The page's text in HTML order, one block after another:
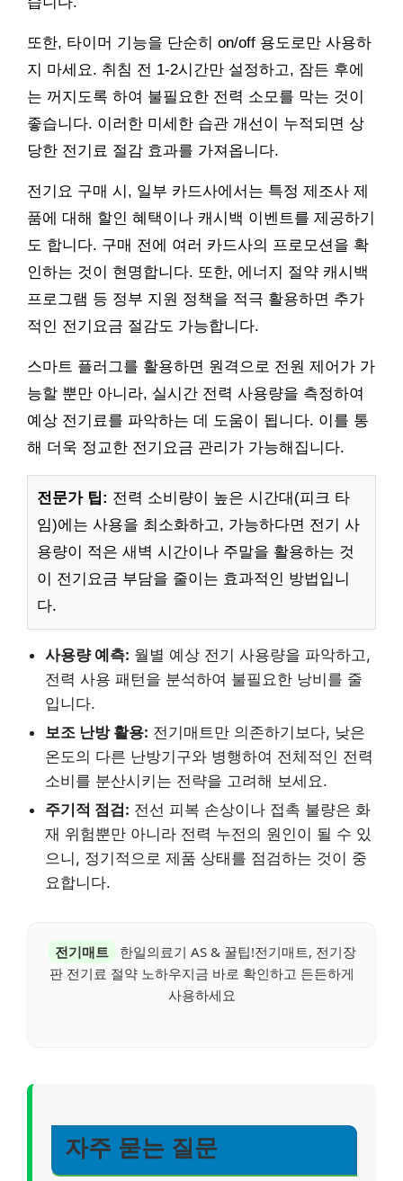
또한, 타이머 기능을 단순히 on/off 용도로만 사용하
지 마세요. 취침 전 1-2시간만 설정하고, 잠든 후에
는 꺼지도록 하여 불필요한 전력 소모를 막는 것이
좋습니다. 이러한 미세한 습관 개선이 누적되면 상
당한 전기료 절감 효과를 가져옵니다.
전기요 구매 시, 일부 카드사에서는 특정 제조사 제
품에 대해 할인 혜택이나 캐시백 이벤트를 제공하기
도 합니다. 구매 전에 여러 카드사의 프로모션을 확
인하는 것이 현명합니다. 또한, 에너지 절약 캐시백
프로그램 등 정부 지원 정책을 적극 활용하면 추가
적인 전기요금 절감도 가능합니다.
스마트 플러그를 활용하면 원격으로 전원 제어가 가
능할 뿐만 아니라, 실시간 전력 사용량을 측정하여
예상 전기료를 파악하는 데 도움이 됩니다. 이를 통
해 더욱 정교한 전기요금 관리가 가능해집니다.
전문가 팁: 전력 소비량이 높은 시간대(피크 타
임)에는 사용을 최소화하고, 가능하다면 전기 사
용량이 적은 새벽 시간이나 주말을 활용하는 것
이 전기요금 부담을 줄이는 효과적인 방법입니
다.
사용량 예측: 월별 예상 전기 사용량을 파악하고,
전력 사용 패턴을 분석하여 불필요한 낭비를 줄
입니다.
보조 난방 활용: 전기매트만 의존하기보다, 낮은
온도의 다른 난방기구와 병행하여 전체적인 전력
소비를 분산시키는 전략을 고려해 보세요.
주기적 점검: 전선 피복 손상이나 접촉 불량은 화
재 위험뿐만 아니라 전력 누전의 원인이 될 수 있
으니, 정기적으로 제품 상태를 점검하는 것이 중
요합니다.
전기매트
한일의료기 AS & 꿀팁!전기매트, 전기장
판 전기료 절약 노하우지금 바로 확인하고 든든하게
사용하세요
자주 묻는 질문